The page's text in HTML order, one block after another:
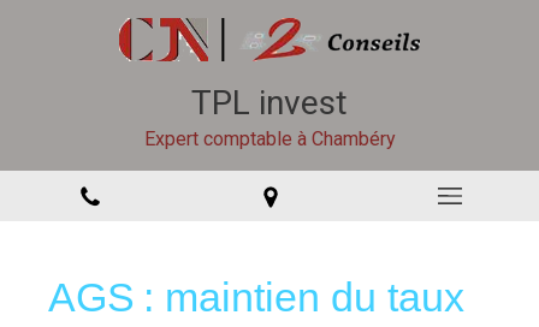
TPL invest
Expert comptable à Chambéry
AGS : maintien du taux